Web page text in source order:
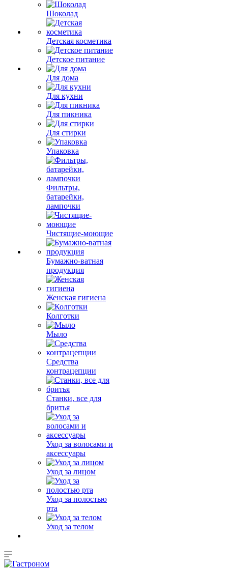
Шоколад
Детская косметика
Детское питание
Для дома
Для кухни
Для пикника
Для стирки
Упаковка
Фильтры,
батарейки,
лампочки
Чистящие-моющие
Бумажно-ватная
продукция
Женская гигиена
Колготки
Мыло
Средства
контрацепции
Станки, все для
бритья
Уход за волосами и
аксессуары
Уход за лицом
Уход за полостью
рта
Уход за телом